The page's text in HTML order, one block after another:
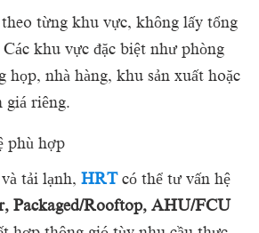
từng khu vực, không lấy tổng
khu vực đặc biệt như phòng
họp, nhà hàng, khu sản xuất hoặc
giá riêng.
phù hợp
tải lạnh, HRTcó thể tư vấn hệ
Packaged/Rooftop, AHU/FCU